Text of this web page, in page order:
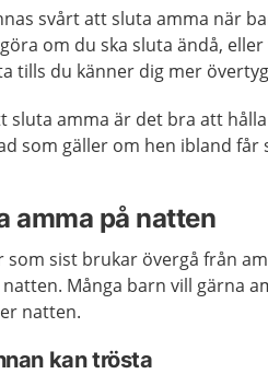
svårt att sluta amma när
om du ska sluta ändå,
tills du känner dig mer
sluta amma är det bra att
som gäller om hen ibland
amma på natten
som sist brukar övergå från
Många barn vill gärna
natten.
kan trösta